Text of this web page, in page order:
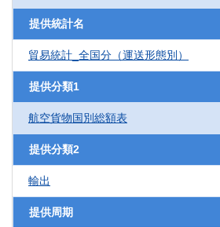
提供統計名
貿易統計_全国分（運送形態別）
提供分類1
航空貨物国別総額表
提供分類2
輸出
提供周期